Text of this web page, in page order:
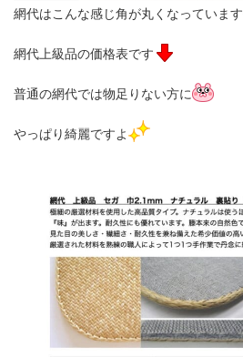
網代はこんな感じ角が丸くなっています
網代上級品の価格表です
普通の網代では物足りない方に
やっぱり綺麗ですよ